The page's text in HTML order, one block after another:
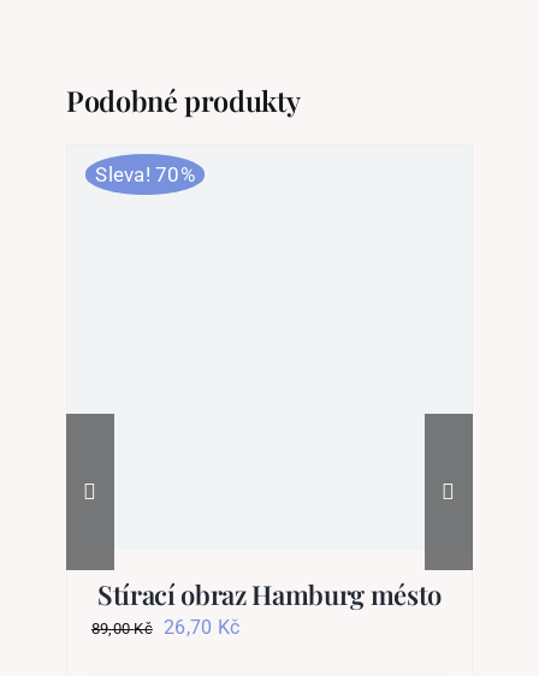
Podobné produkty
Sleva! 70%
Stírací obraz Hamburg mésto
89,00Kč
Původní
26,70 KčAktuální